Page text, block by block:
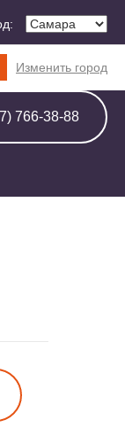
Изменить город
766-38-88